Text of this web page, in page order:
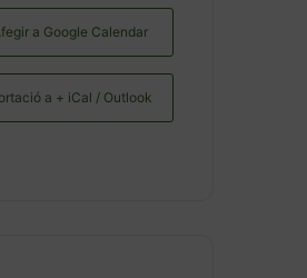
a Google Calendar
a + iCal / Outlook